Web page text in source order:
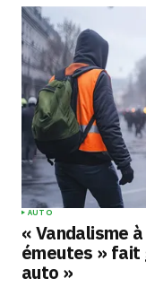
Submit
AUTO
« Vandalisme
émeutes » fait
auto »